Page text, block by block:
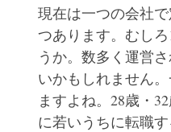
現在は一つの会社
つあります。むし
うか。数多く運営
いかもしれません
ますよね。28歳・
に若いうちに転職